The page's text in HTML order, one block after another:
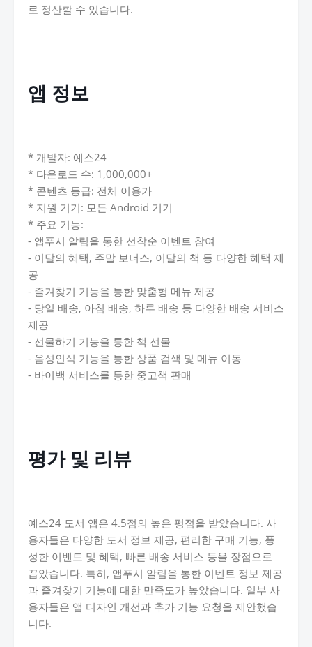
로 정산할 수 있습니다.
앱 정보
* 개발자: 예스24
* 다운로드 수: 1,000,000+
* 콘텐츠 등급: 전체 이용가
* 지원 기기: 모든 Android 기기
* 주요 기능:
- 앱푸시 알림을 통한 선착순 이벤트 참여
- 이달의 혜택, 주말 보너스, 이달의 책 등 다양한 혜택 제
공
- 즐겨찾기 기능을 통한 맞춤형 메뉴 제공
- 당일 배송, 아침 배송, 하루 배송 등 다양한 배송 서비스
제공
- 선물하기 기능을 통한 책 선물
- 음성인식 기능을 통한 상품 검색 및 메뉴 이동
- 바이백 서비스를 통한 중고책 판매
평가 및 리뷰
예스24 도서 앱은 4.5점의 높은 평점을 받았습니다. 사
용자들은 다양한 도서 정보 제공, 편리한 구매 기능, 풍
성한 이벤트 및 혜택, 빠른 배송 서비스 등을 장점으로
꼽았습니다. 특히, 앱푸시 알림을 통한 이벤트 정보 제공
과 즐겨찾기 기능에 대한 만족도가 높았습니다. 일부 사
용자들은 앱 디자인 개선과 추가 기능 요청을 제안했습
니다.